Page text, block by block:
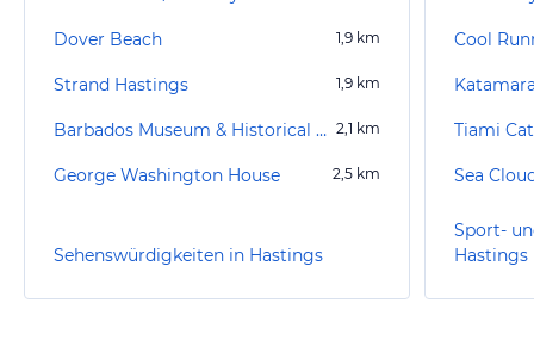
Dover Beach 1,9 km
Strand Hastings 1,9 km
Barbados Museum & Historical Society 2,1 km
George Washington House 2,5 km
Sehenswürdigkeiten in Hastings
Tiami
Sea
Sport-
Hastings